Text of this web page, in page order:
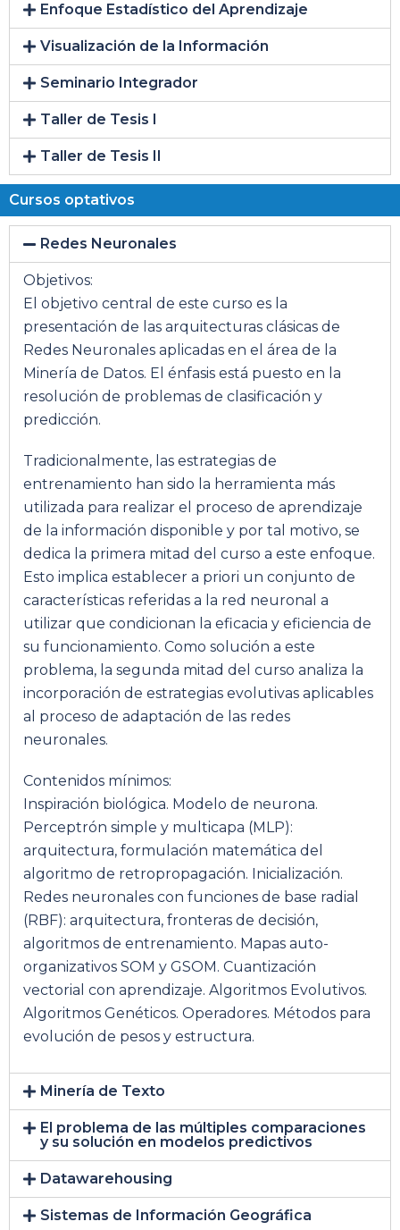
Enfoque Estadístico del Aprendizaje
Visualización de la Información
Seminario Integrador
Taller de Tesis I
Taller de Tesis II
Cursos optativos
Redes Neuronales
Objetivos:
El objetivo central de este curso es la
presentación de las arquitecturas clásicas de
Redes Neuronales aplicadas en el área de la
Minería de Datos. El énfasis está puesto en la
resolución de problemas de clasificación y
predicción.
Tradicionalmente, las estrategias de
entrenamiento han sido la herramienta más
utilizada para realizar el proceso de aprendizaje
de la información disponible y por tal motivo, se
dedica la primera mitad del curso a este enfoque.
Esto implica establecer a priori un conjunto de
características referidas a la red neuronal a
utilizar que condicionan la eficacia y eficiencia de
su funcionamiento. Como solución a este
problema, la segunda mitad del curso analiza la
incorporación de estrategias evolutivas aplicables
al proceso de adaptación de las redes
neuronales.
Contenidos mínimos:
Inspiración biológica. Modelo de neurona.
Perceptrón simple y multicapa (MLP):
arquitectura, formulación matemática del
algoritmo de retropropagación. Inicialización.
Redes neuronales con funciones de base radial
(RBF): arquitectura, fronteras de decisión,
algoritmos de entrenamiento. Mapas auto-
organizativos SOM y GSOM. Cuantización
vectorial con aprendizaje. Algoritmos Evolutivos.
Algoritmos Genéticos. Operadores. Métodos para
evolución de pesos y estructura.
Minería de Texto
El problema de las múltiples comparaciones
y su solución en modelos predictivos
Datawarehousing
Sistemas de Información Geográfica